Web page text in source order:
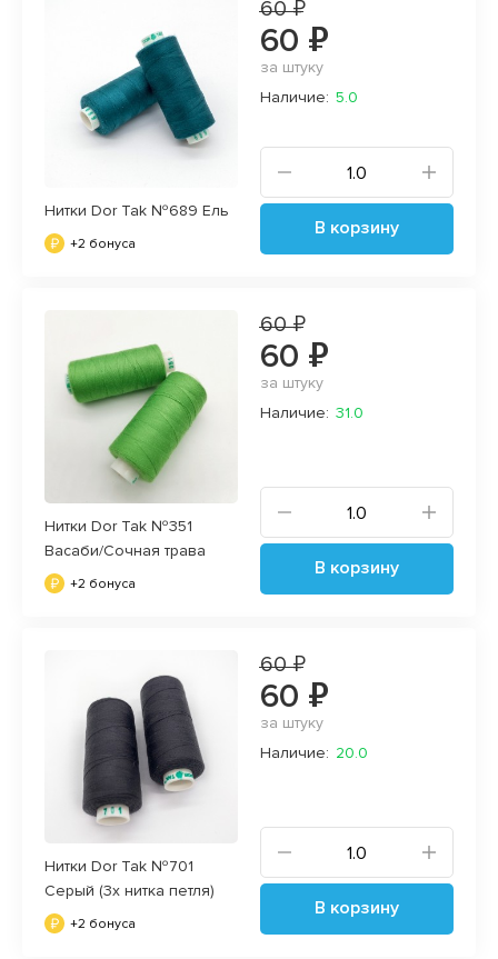
Нитки Dor Tak №689 Ель
+2 бонуса
60 ₽
60 ₽
за штуку
Наличие: 5.0
В корзину
Нитки Dor Tak №351
Васаби/Сочная трава
+2 бонуса
60 ₽
60 ₽
за штуку
Наличие: 31.0
В корзину
Нитки Dor Tak №701
Серый (3х нитка петля)
+2 бонуса
60 ₽
60 ₽
за штуку
Наличие: 20.0
В корзину